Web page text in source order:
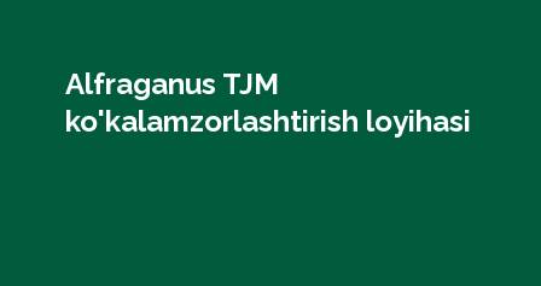
Alfraganus TJM
ko'kalamzorlashtirish loyihasi